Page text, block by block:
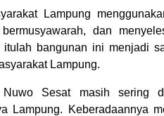
Lampung
dan
itulah bangunan ini menjadi
Lampung.
Nuwo Sesat masih sering
Lampung. Keberadaannya